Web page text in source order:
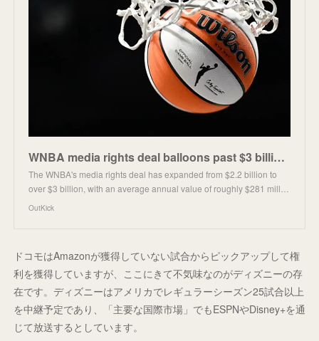
WNBA media rights deal balloons past $3 billion after adding new broadcast partners to 11-year portf
The WNBA's media rights deal has expanded from $2.2 billion to
over $3 billion, with an average annual value of roughly $281 mill…
OutKick
ドコモはAmazonが獲得していない試合からピックアップして権
利を獲得していますが、ここにきて不気味なのがディズニーの存
在です。ディズニーはアメリカでレギュラーシーズン25試合以上
を中継予定であり、「主要な国際市場」でもESPNやDisney+を通
じて放送するとしています。